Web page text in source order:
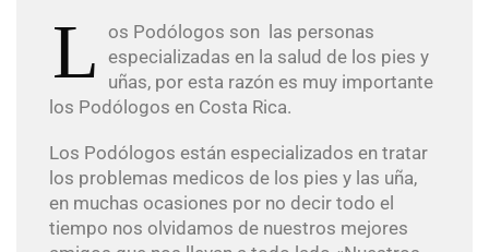
L os Podólogos son las personas
especializadas en la salud de los pies y
uñas, por esta razón es muy importante
los Podólogos en Costa Rica.
Los Podólogos están especializados en tratar
los problemas medicos de los pies y las uña,
en muchas ocasiones por no decir todo el
tiempo nos olvidamos de nuestros mejores